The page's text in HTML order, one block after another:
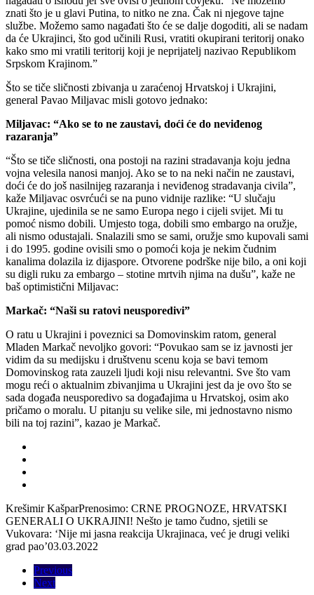
znati što je u glavi Putina, to nitko ne zna. Čak ni njegove tajne
službe. Možemo samo nagađati što će se dalje dogoditi, ali se nadam
da će Ukrajinci, što god učinili Rusi, vratiti okupirani teritorij onako
kako smo mi vratili teritorij koji je neprijatelj nazivao Republikom
Srpskom Krajinom.”
Što se tiče sličnosti zbivanja u zaraćenoj Hrvatskoj i Ukrajini,
general Pavao Miljavac misli gotovo jednako:
Miljavac: “Ako se to ne zaustavi, doći će do neviđenog
razaranja”
“Što se tiče sličnosti, ona postoji na razini stradavanja koju jedna
vojna velesila nanosi manjoj. Ako se to na neki način ne zaustavi,
doći će do još nasilnijeg razaranja i neviđenog stradavanja civila”,
kaže Miljavac osvrćući se na puno vidnije razlike: “U slučaju
Ukrajine, ujedinila se ne samo Europa nego i cijeli svijet. Mi tu
pomoć nismo dobili. Umjesto toga, dobili smo embargo na oružje,
ali nismo odustajali. Snalazili smo se sami, oružje smo kupovali sami
i do 1995. godine ovisili smo o pomoći koja je nekim čudnim
kanalima dolazila iz dijaspore. Otvorene podrške nije bilo, a oni koji
su digli ruku za embargo – stotine mrtvih njima na dušu”, kaže ne
baš optimistični Miljavac:
Markač: “Naši su ratovi neusporedivi”
O ratu u Ukrajini i poveznici sa Domovinskim ratom, general
Mladen Markač nevoljko govori: “Povukao sam se iz javnosti jer
vidim da su medijsku i društvenu scenu koja se bavi temom
Domovinskog rata zauzeli ljudi koji nisu relevantni. Sve što vam
mogu reći o aktualnim zbivanjima u Ukrajini jest da je ovo što se
sada događa neusporedivo sa događajima u Hrvatskoj, osim ako
pričamo o moralu. U pitanju su velike sile, mi jednostavno nismo
bili na toj razini”, kazao je Markač.
Krešimir KašparPrenosimo: CRNE PROGNOZE, HRVATSKI
GENERALI O UKRAJINI! Nešto je tamo čudno, sjetili se
Vukovara: ‘Nije mi jasna reakcija Ukrajinaca, već je drugi veliki
grad pao’03.03.2022
Previous
Next